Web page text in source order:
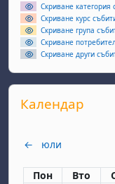
Скриване категория
Скриване курс
Скриване група
Скриване
Скриване други
Прескочи Календар
Календар
← юли
Понеделник
Пон вторник
Вто